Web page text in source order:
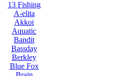
13 Fishing
A-elita
Akkoi
Aquatic
Bandit
Bassday
Berkley
Blue Fox